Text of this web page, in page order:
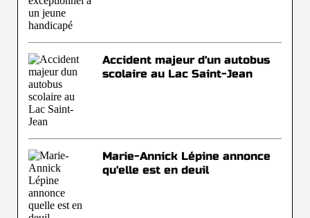
Accident majeur d'un autobus
scolaire au Lac Saint-Jean
Marie-Annick Lépine annonce
qu'elle est en deuil